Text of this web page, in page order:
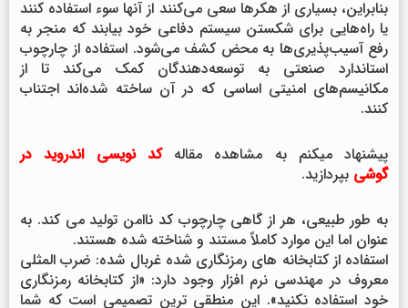
بنابراین، بسیاری از هکرها سعی می‌کنند از آنها سوء استفاده کنند
یا راه‌هایی برای شکستن سیستم دفاعی خود بیابند که منجر به
رفع آسیب‌پذیری‌ها به محض کشف می‌شود. استفاده از چارچوب
استاندارد صنعتی به توسعه‌دهندگان کمک می‌کند تا از
مکانیسم‌های امنیتی اساسی که در آن ساخته شده‌اند اجتناب
کنند.
پیشنهاد میکنم به مشاهده مقاله کد نویسی اندروید در
گوشی بپردازید.
به طور طبیعی، هر از گاهی چارچوب کد ناامن تولید می کند. به
عنوان اما این موارد کاملاً مستند و شناخته شده هستند.
استفاده از کتابخانه های رمزنگاری شده غربال شده: ضرب المثلی
معروف در مهندسی نرم افزار وجود دارد: «از کتابخانه رمزنگاری
خود استفاده نکنید». این منطقی ترین تصمیمی است که شما